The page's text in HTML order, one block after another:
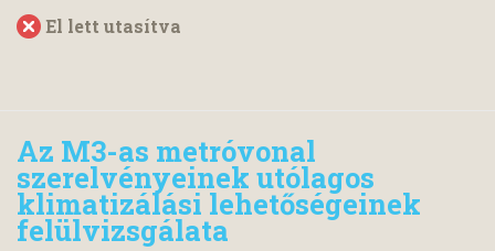
El lett utasítva
Az M3-as metróvonal
szerelvényeinek utólagos
klimatizálási lehetőségeinek
felülvizsgálata